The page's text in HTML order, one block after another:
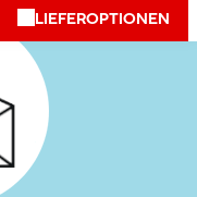
LIEFEROPTIONEN